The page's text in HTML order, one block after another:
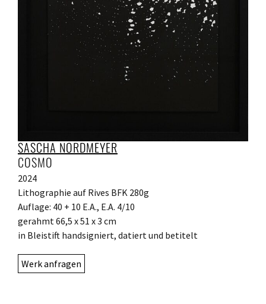
SASCHA NORDMEYER
COSMO
2024
Lithographie auf Rives BFK 280g
Auflage: 40 + 10 E.A., E.A. 4/10
gerahmt 66,5 x 51 x 3 cm
in Bleistift handsigniert, datiert und betitelt
Werk anfragen